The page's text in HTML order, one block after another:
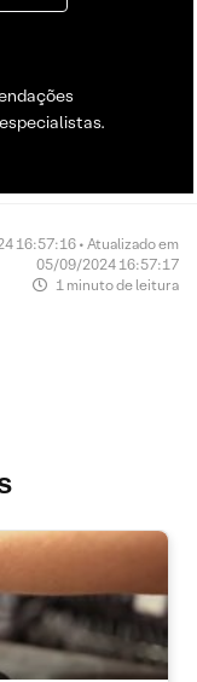
16:57:16 • Atualizado em
05/09/2024 16:57:17
1 minuto de leitura